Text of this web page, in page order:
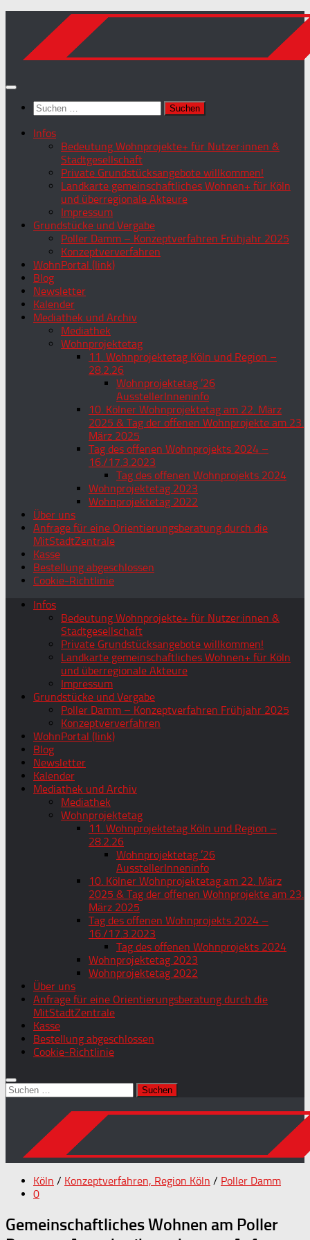
springen
Suchen
nach:
Infos
Bedeutung Wohnprojekte+ für Nutzer:innen &
Stadtgesellschaft
Private Grundstücksangebote willkommen!
Landkarte gemeinschaftliches Wohnen+ für Köln
und überregionale Akteure
Impressum
Grundstücke und Vergabe
Poller Damm – Konzeptverfahren Frühjahr 2025
Konzeptververfahren
WohnPortal (link)
Blog
Newsletter
Kalender
Mediathek und Archiv
Mediathek
Wohnprojektetag
11. Wohnprojektetag Köln und Region –
28.2.26
Wohnprojektetag ’26
AusstellerInneninfo
10. Kölner Wohnprojektetag am 22. März
2025 & Tag der offenen Wohnprojekte am 23.
März 2025
Tag des offenen Wohnprojekts 2024 –
16./17.3.2023
Tag des offenen Wohnprojekts 2024
Wohnprojektetag 2023
Wohnprojektetag 2022
Über uns
Anfrage für eine Orientierungsberatung durch die
MitStadtZentrale
Kasse
Bestellung abgeschlossen
Cookie-Richtlinie
Infos
Bedeutung Wohnprojekte+ für Nutzer:innen &
Stadtgesellschaft
Private Grundstücksangebote willkommen!
Landkarte gemeinschaftliches Wohnen+ für Köln
und überregionale Akteure
Impressum
Grundstücke und Vergabe
Poller Damm – Konzeptverfahren Frühjahr 2025
Konzeptververfahren
WohnPortal (link)
Blog
Newsletter
Kalender
Mediathek und Archiv
Mediathek
Wohnprojektetag
11. Wohnprojektetag Köln und Region –
28.2.26
Wohnprojektetag ’26
AusstellerInneninfo
10. Kölner Wohnprojektetag am 22. März
2025 & Tag der offenen Wohnprojekte am 23.
März 2025
Tag des offenen Wohnprojekts 2024 –
16./17.3.2023
Tag des offenen Wohnprojekts 2024
Wohnprojektetag 2023
Wohnprojektetag 2022
Über uns
Anfrage für eine Orientierungsberatung durch die
MitStadtZentrale
Kasse
Bestellung abgeschlossen
Cookie-Richtlinie
Suchen
nach:
Köln / Konzeptverfahren, Region Köln / Poller Damm
0
Gemeinschaftliches Wohnen am Poller